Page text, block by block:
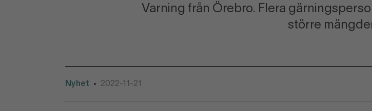
Varning från Örebro. Flera
större
Nyhet • 2022-11-21